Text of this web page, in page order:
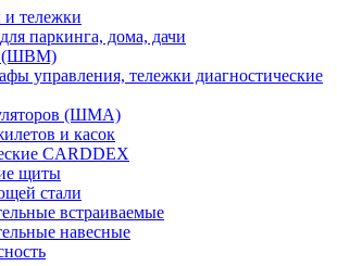
тележки
паркинга, дома, дачи
(ШВМ)
управления, тележки диагностические
(ШМА)
и касок
CARDDEX
щиты
стали
встраиваемые
навесные